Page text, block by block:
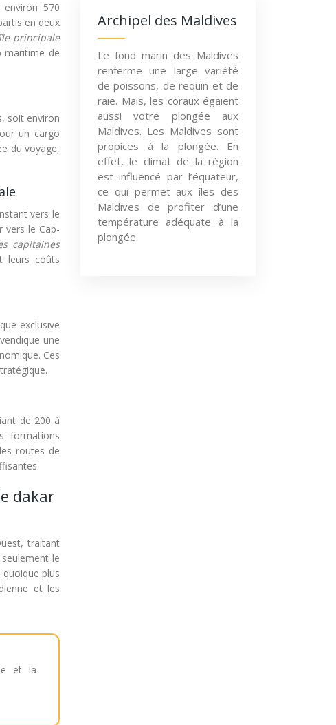
environ 570
en deux
principale
maritime de
soit environ
un cargo
du voyage,
vers le
vers le Cap-
capitaines
leurs coûts
exclusive
une
Ces
de 200 à
formations
routes de
dakar
traitant
le
plus
et les
et la
Archipel des Maldives
Le fond marin des Maldives
renferme une large variété
de poissons, de requin et de
raie. Mais, les coraux égaient
aussi votre plongée aux
Maldives. Les Maldives sont
propices à la plongée. En
effet, le climat de la région
est influencé par l’équateur,
ce qui permet aux îles des
Maldives de profiter d’une
température adéquate à la
plongée.